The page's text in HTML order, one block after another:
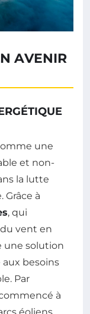
AVENIR
une
et non-
la lutte
à
, qui
vent en
une solution
besoins
Par
à